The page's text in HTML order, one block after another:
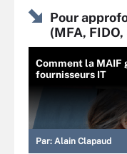
Pour
(MFA,
Comment la MAIF
fournisseurs IT
Par: Alain Clapaud